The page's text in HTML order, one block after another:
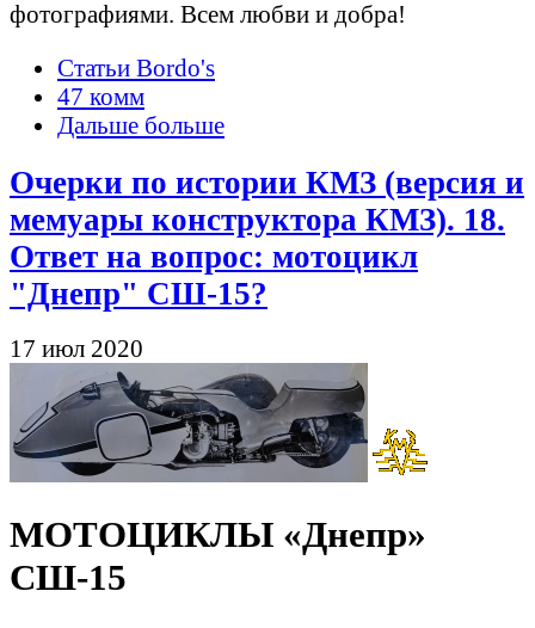
фотографиями. Всем любви и добра!
Статьи Bordo's
47 комм
Дальше больше
Очерки по истории КМЗ (версия и
мемуары конструктора КМЗ). 18.
Ответ на вопрос: мотоцикл
"Днепр" СШ-15?
17 июл 2020
МОТОЦИКЛЫ «Днепр»
СШ-15